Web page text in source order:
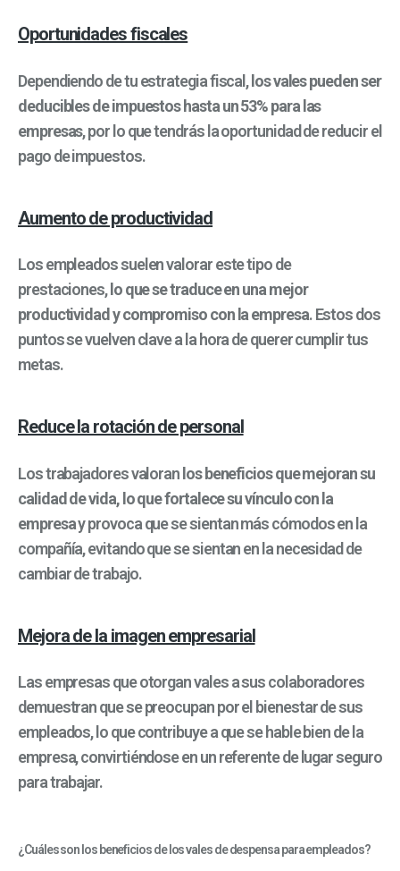
Oportunidades fiscales
Dependiendo de tu estrategia fiscal,los vales pueden ser
deducibles de impuestos hasta un 53% para las
empresas, por lo que tendrás la oportunidad de reducir el
pago de impuestos.
Aumento de productividad
Los empleados suelen valorar este tipo de
prestaciones, lo que se traduce en una mejor
productividad y compromiso con la empresa. Estos dos
puntos se vuelven clave a la hora de querer cumplir tus
metas.
Reduce la rotación de personal
Los trabajadores valoranlos beneficios que mejoran su
calidad de vida, lo que fortalece su vínculo con la
empresay provoca que se sientan más cómodos en la
compañía, evitando que se sientan en la necesidad de
cambiar de trabajo.
Mejora de la imagen empresarial
Las empresas que otorgan vales a sus colaboradores
demuestran que se preocupan por el bienestar de sus
empleados, lo que contribuye a que se hable bien de la
empresa, convirtiéndose en un referente de lugar seguro
para trabajar.
¿Cuáles son los beneficios de los vales de despensa para empleados?